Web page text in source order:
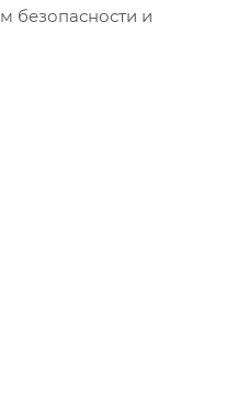
безопасности и